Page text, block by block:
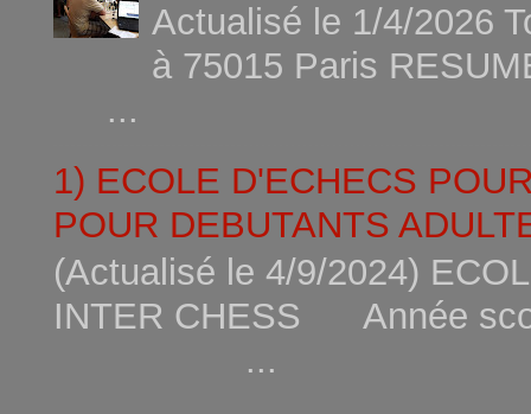
Actualisé le 1/4/2026
à 75015
...
1) ECOLE D'ECHECS
POUR DEBUTANTS
(Actualisé le 4/9/2024)
INTER CHESS Année
...